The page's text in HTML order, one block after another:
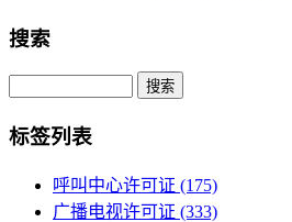
搜索
Search
标签列表
呼叫中心许可证 (175)
广播电视许可证 (333)